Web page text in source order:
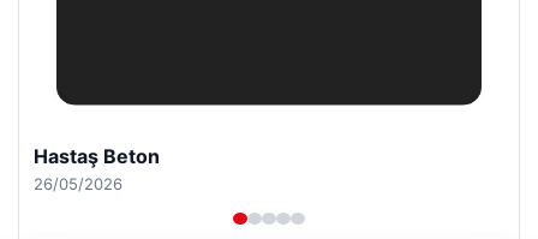
Hastaş Beton
26/05/2026